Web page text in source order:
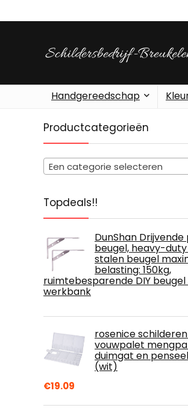
Handgereedschap
Productcategorieën
Een categorie selecteren
Topdeals!!
DunShan Drijvende
beugel, heavy-
stalen beugel
belasting: 150kg,
ruimtebesparende DIY
werkbank
rosenice
vouwpalet
duimgat en
(wit)
€19.09